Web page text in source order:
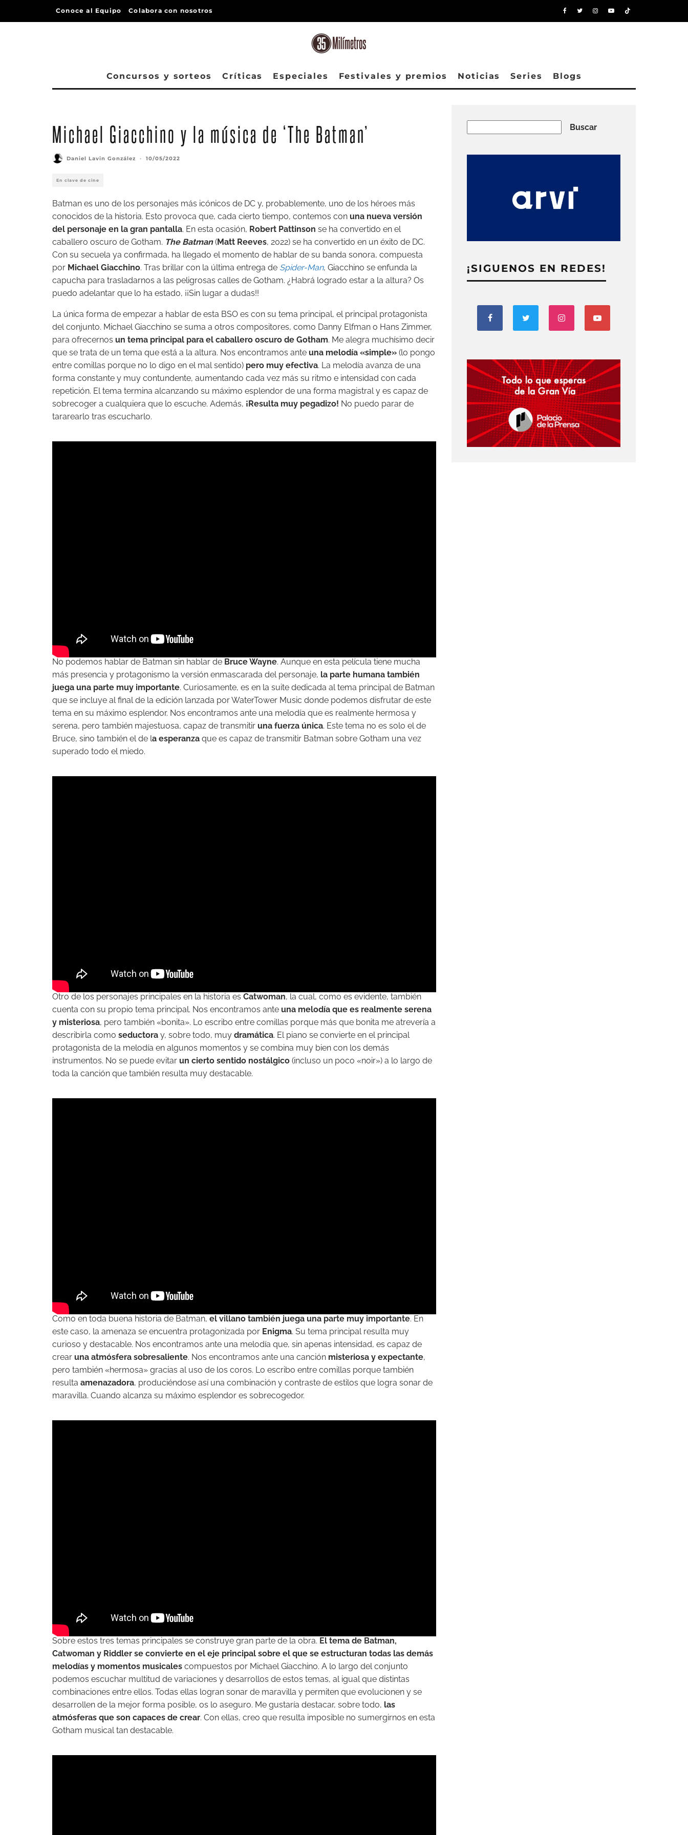
Conoce al Equipo Colabora con nosotros
Concursos y sorteos Críticas Especiales Festivales y premios Noticias Series Blogs
Michael Giacchino y la música de ‘The Batman’
Daniel Lavin González · 10/05/2022
En clave de cine
Batman es uno de los personajes más icónicos de DC y, probablemente, uno de los héroes más
conocidos de la historia. Esto provoca que, cada cierto tiempo, contemos con una nueva versión
del personaje en la gran pantalla. En esta ocasión, Robert Pattinson se ha convertido en el
caballero oscuro de Gotham. The Batman(Matt Reeves, 2022) se ha convertido en un éxito de DC.
Con su secuela ya confirmada, ha llegado el momento de hablar de su banda sonora, compuesta
por Michael Giacchino. Tras brillar con la última entrega de Spider-Man, Giacchino se enfunda la
capucha para trasladarnos a las peligrosas calles de Gotham. ¿Habrá logrado estar a la altura? Os
puedo adelantar que lo ha estado, ¡¡Sin lugar a dudas!!
La única forma de empezar a hablar de esta BSO es con su tema principal, el principal protagonista
del conjunto. Michael Giacchino se suma a otros compositores, como Danny Elfman o Hans Zimmer,
para ofrecernos un tema principal para el caballero oscuro de Gotham. Me alegra muchísimo decir
que se trata de un tema que está a la altura. Nos encontramos ante una melodía «simple» (lo pongo
entre comillas porque no lo digo en el mal sentido) pero muy efectiva. La melodía avanza de una
forma constante y muy contundente, aumentando cada vez más su ritmo e intensidad con cada
repetición. El tema termina alcanzando su máximo esplendor de una forma magistral y es capaz de
sobrecoger a cualquiera que lo escuche. Además, ¡Resulta muy pegadizo! No puedo parar de
tararearlo tras escucharlo.
No podemos hablar de Batman sin hablar de Bruce Wayne. Aunque en esta película tiene mucha
más presencia y protagonismo la versión enmascarada del personaje, la parte humana también
juega una parte muy importante. Curiosamente, es en la suite dedicada al tema principal de Batman
que se incluye al final de la edición lanzada por WaterTower Music donde podemos disfrutar de este
tema en su máximo esplendor. Nos encontramos ante una melodía que es realmente hermosa y
serena, pero también majestuosa, capaz de transmitir una fuerza única. Este tema no es solo el de
Bruce, sino también el de la esperanza que es capaz de transmitir Batman sobre Gotham una vez
superado todo el miedo.
Otro de los personajes principales en la historia es Catwoman, la cual, como es evidente, también
cuenta con su propio tema principal. Nos encontramos ante una melodía que es realmente serena
y misteriosa, pero también «bonita». Lo escribo entre comillas porque más que bonita me atrevería a
describirla como seductora y, sobre todo, muy dramática. El piano se convierte en el principal
protagonista de la melodía en algunos momentos y se combina muy bien con los demás
instrumentos. No se puede evitar un cierto sentido nostálgico (incluso un poco «noir») a lo largo de
toda la canción que también resulta muy destacable.
Como en toda buena historia de Batman, el villano también juega una parte muy importante. En
este caso, la amenaza se encuentra protagonizada por Enigma. Su tema principal resulta muy
curioso y destacable. Nos encontramos ante una melodía que, sin apenas intensidad, es capaz de
crear una atmósfera sobresaliente. Nos encontramos ante una canción misteriosa y expectante,
pero también «hermosa» gracias al uso de los coros. Lo escribo entre comillas porque también
resulta amenazadora, produciéndose así una combinación y contraste de estilos que logra sonar de
maravilla. Cuando alcanza su máximo esplendor es sobrecogedor.
Sobre estos tres temas principales se construye gran parte de la obra. El tema de Batman,
Catwoman y Riddler se convierte en el eje principal sobre el que se estructuran todas las demás
melodías y momentos musicales compuestos por Michael Giacchino. A lo largo del conjunto
podemos escuchar multitud de variaciones y desarrollos de estos temas, al igual que distintas
combinaciones entre ellos. Todas ellas logran sonar de maravilla y permiten que evolucionen y se
desarrollen de la mejor forma posible, os lo aseguro. Me gustaría destacar, sobre todo, las
atmósferas que son capaces de crear. Con ellas, creo que resulta imposible no sumergirnos en esta
Gotham musical tan destacable.
Buscar
¡SIGUENOS EN REDES!